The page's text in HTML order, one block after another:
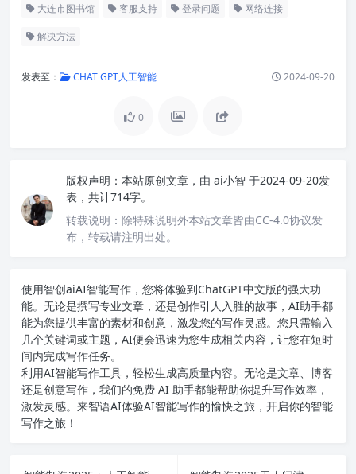
大连市图书馆 客服支持 登录问题 网络连接
解决方法
发表至： CHAT GPT人工智能 2024-09-20
0
版权声明： 本站原创文章，由 ai小智 于2024-09-20发
表，共计714字。
转载说明： 除特殊说明外本站文章皆由CC-4.0协议发
布，转载请注明出处。
使用智创aiAI智能写作 ，您将体验到ChatGPT中文版的强大功
能。无论是撰写专业文章，还是创作引人入胜的故事，AI助手都
能为您提供丰富的素材和创意，激发您的写作灵感。您只需输入
几个关键词或主题，AI便会迅速为您生成相关内容，让您在短时
间内完成写作任务。
利用AI智能写作工具，轻松生成高质量内容。无论是文章、博客
还是创意写作，我们的免费 AI 助手都能帮助你提升写作效率，
激发灵感。来智语AI体验AI智能写作的愉快之旅，开启你的智能
写作之旅！